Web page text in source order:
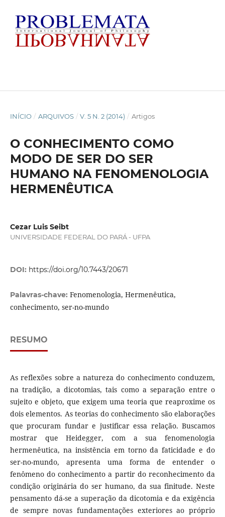
INÍCIO / ARQUIVOS / V. 5 N. 2 (2014) / Artigos
O CONHECIMENTO COMO
MODO DE SER DO SER
HUMANO NA FENOMENOLOGIA
HERMENÊUTICA
Cezar Luis Seibt
UNIVERSIDADE FEDERAL DO PARÁ - UFPA
DOI: https://doi.org/10.7443/20671
Palavras-chave: Fenomenologia, Hermenêutica,
conhecimento, ser-no-mundo
RESUMO
As reflexões sobre a natureza do conhecimento conduzem,
na tradição, a dicotomias, tais como a separação entre o
sujeito e objeto, que exigem uma teoria que reaproxime os
dois elementos. As teorias do conhecimento são elaborações
que procuram fundar e justificar essa relação. Buscamos
mostrar que Heidegger, com a sua fenomenologia
hermenêutica, na insistência em torno da faticidade e do
ser-no-mundo, apresenta uma forma de entender o
fenômeno do conhecimento a partir do reconhecimento da
condição originária do ser humano, da sua finitude. Neste
pensamento dá-se a superação da dicotomia e da exigência
de sempre novas fundamentações exteriores ao próprio